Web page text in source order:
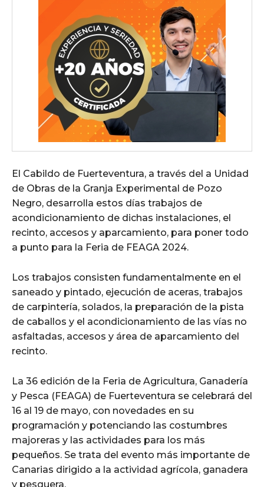
El Cabildo de Fuerteventura, a través del a Unidad
de Obras de la Granja Experimental de Pozo
Negro, desarrolla estos días trabajos de
acondicionamiento de dichas instalaciones, el
recinto, accesos y aparcamiento, para poner todo
a punto para la Feria de FEAGA 2024.
Los trabajos consisten fundamentalmente en el
saneado y pintado, ejecución de aceras, trabajos
de carpintería, solados, la preparación de la pista
de caballos y el acondicionamiento de las vías no
asfaltadas, accesos y área de aparcamiento del
recinto.
La 36 edición de la Feria de Agricultura, Ganadería
y Pesca (FEAGA) de Fuerteventura se celebrará del
16 al 19 de mayo, con novedades en su
programación y potenciando las costumbres
majoreras y las actividades para los más
pequeños. Se trata del evento más importante de
Canarias dirigido a la actividad agrícola, ganadera
y pesquera.